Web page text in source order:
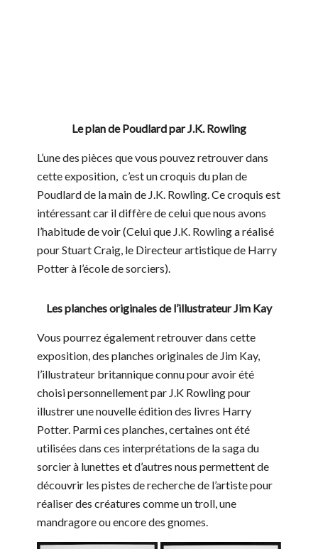
Le plan de Poudlard par J.K. Rowling
L’une des pièces que vous pouvez retrouver dans
cette exposition, c’est un croquis du plan de
Poudlard de la main de J.K. Rowling. Ce croquis est
intéressant car il diffère de celui que nous avons
l’habitude de voir (Celui que J.K. Rowling a réalisé
pour Stuart Craig, le Directeur artistique de Harry
Potter à l’école de sorciers).
Les planches originales de l’illustrateur Jim Kay
Vous pourrez également retrouver dans cette
exposition, des planches originales de Jim Kay,
l’illustrateur britannique connu pour avoir été
choisi personnellement par J.K Rowling pour
illustrer une nouvelle édition des livres Harry
Potter. Parmi ces planches, certaines ont été
utilisées dans ces interprétations de la saga du
sorcier à lunettes et d’autres nous permettent de
découvrir les pistes de recherche de l’artiste pour
réaliser des créatures comme un troll, une
mandragore ou encore des gnomes.